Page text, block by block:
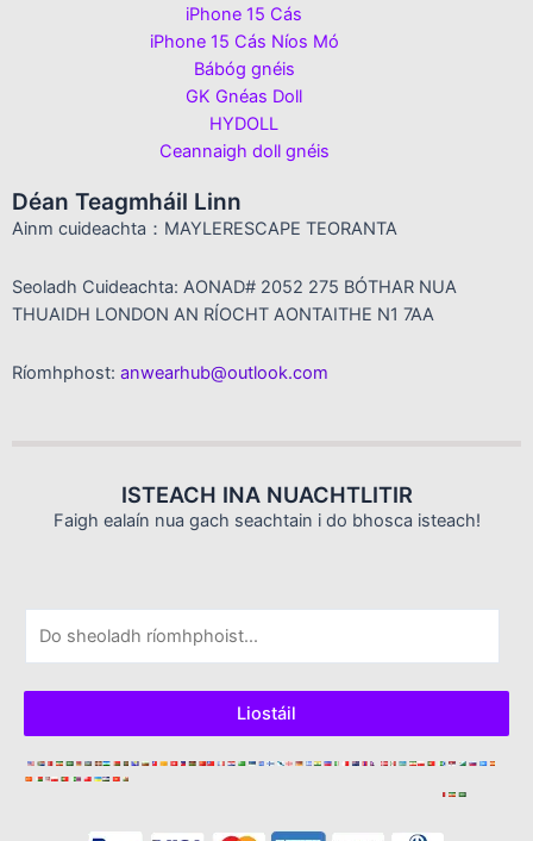
iPhone 15 Cás
iPhone 15 Cás Níos Mó
Bábóg gnéis
GK Gnéas Doll
HYDOLL
Ceannaigh doll gnéis
Déan Teagmháil Linn
Ainm cuideachta：MAYLERESCAPE TEORANTA
Seoladh Cuideachta: AONAD# 2052 275 BÓTHAR NUA
THUAIDH LONDON AN RÍOCHT AONTAITHE N1 7AA
Ríomhphost: anwearhub@outlook.com
ISTEACH INA NUACHTLITIR
Faigh ealaín nua gach seachtain i do bhosca isteach!
h
p
h
Liostáil